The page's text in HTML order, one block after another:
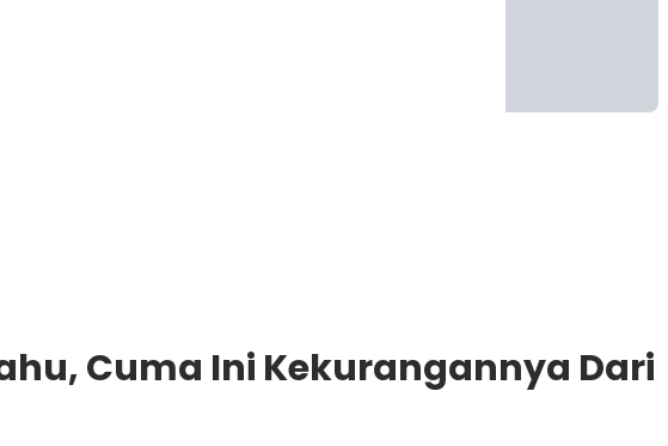
Cuma Ini Kekurangannya Dari